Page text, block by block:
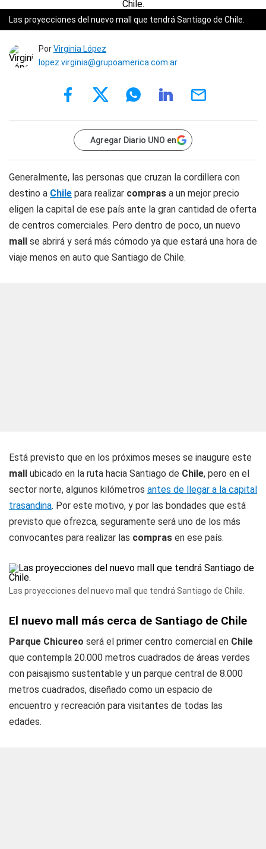
Las proyecciones del nuevo mall que tendrá Santiago de Chile.
PorVirginia López
lopez.virginia@grupoamerica.com.ar
Agregar Diario UNO en
Generalmente, las personas que cruzan la cordillera con
destino a Chile para realizar compras a un mejor precio
eligen la capital de ese país ante la gran cantidad de oferta
de centros comerciales. Pero dentro de poco, un nuevo
mall se abrirá y será más cómodo ya que estará una hora de
viaje menos en auto que Santiago de Chile.
Está previsto que en los próximos meses se inaugure este
mall ubicado en la ruta hacia Santiago de Chile, pero en el
sector norte, algunos kilómetros antes de llegar a la capital
trasandina. Por este motivo, y por las bondades que está
previsto que ofrezca, seguramente será uno de los más
convocantes para realizar las compras en ese país.
Las proyecciones del nuevo mall que tendrá Santiago de Chile.
El nuevo mall más cerca de Santiago de Chile
Parque Chicureo será el primer centro comercial en Chile
que contempla 20.000 metros cuadrados de áreas verdes
con paisajismo sustentable y un parque central de 8.000
metros cuadrados, diseñado como un espacio de
encuentro y recreación para visitantes de todas las
edades.